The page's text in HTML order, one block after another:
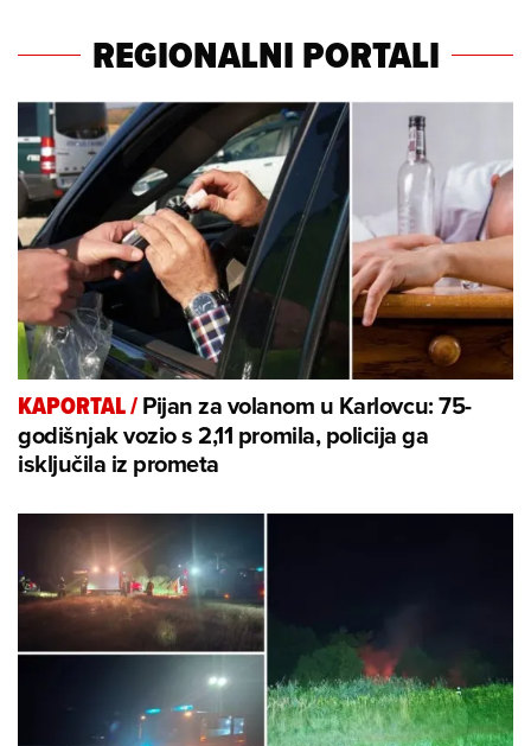
REGIONALNI PORTALI
KAPORTAL/Pijan za volanom u Karlovcu: 75-
godišnjak vozio s 2,11 promila, policija ga
isključila iz prometa